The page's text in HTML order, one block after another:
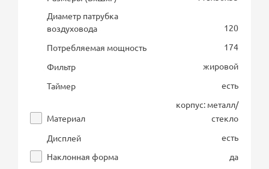
Диаметр патрубка
воздуховода
120
Потребляемая мощность
174
Фильтр
жировой
Таймер
есть
Материал
корпус: металл/
стекло
Дисплей
есть
Наклонная форма
да